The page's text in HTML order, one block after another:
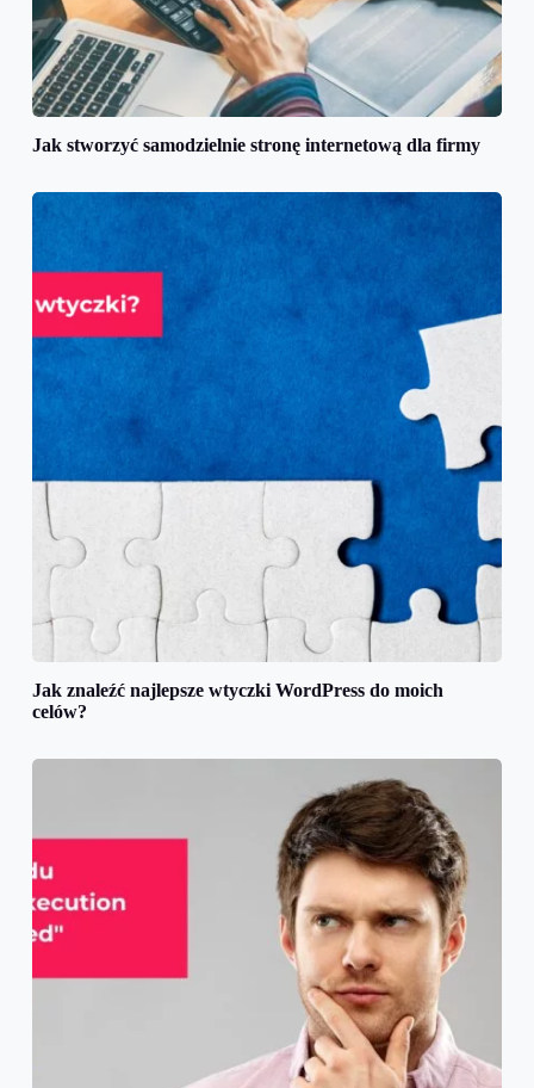
Jak stworzyć samodzielnie stronę internetową dla firmy
Jak znaleźć najlepsze wtyczki WordPress do moich
celów?